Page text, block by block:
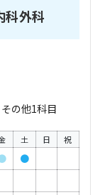
外科
の他1科目
土 日 祝
●